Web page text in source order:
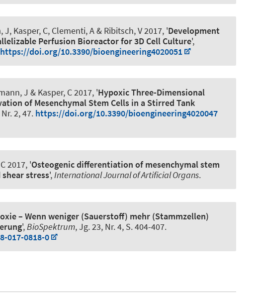
J, Kasper, C, Clementi, A & Ribitsch, V 2017, 'Development
Perfusion Bioreactor for 3D Cell Culture',
https://doi.org/10.3390/bioengineering4020051
J & Kasper, C 2017, 'Hypoxic Three-Dimensional
of Mesenchymal Stem Cells in a Stirred Tank
2, 47. https://doi.org/10.3390/bioengineering4020047
2017, 'Osteogenic differentiation of mesenchymal stem
stress',International Journal of Artificial Organs.
– Wenn weniger (Sauerstoff) mehr (Stammzellen)
', BioSpektrum, Jg. 23, Nr. 4, S. 404-407.
017-0818-0